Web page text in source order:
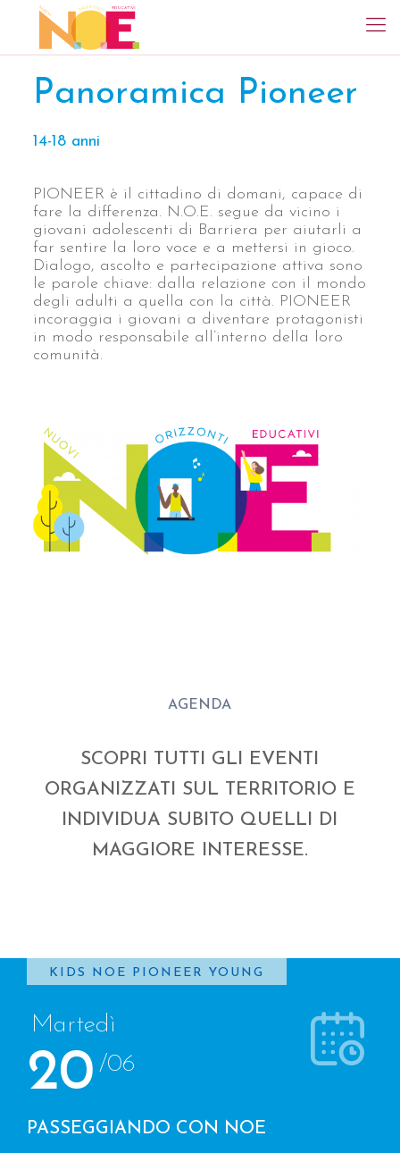
Panoramica Pioneer
14-18 anni
PIONEER è il cittadino di domani, capace di
fare la differenza. N.O.E. segue da vicino i
giovani adolescenti di Barriera per aiutarli a
far sentire la loro voce e a mettersi in gioco.
Dialogo, ascolto e partecipazione attiva sono
le parole chiave: dalla relazione con il mondo
degli adulti a quella con la città. PIONEER
incoraggia i giovani a diventare protagonisti
in modo responsabile all’interno della loro
comunità.
AGENDA
SCOPRI TUTTI GLI EVENTI
ORGANIZZATI SUL TERRITORIO E
INDIVIDUA SUBITO QUELLI DI
MAGGIORE INTERESSE.
KIDS NOE PIONEER YOUNG
Martedì
20 /06
PASSEGGIANDO CON NOE